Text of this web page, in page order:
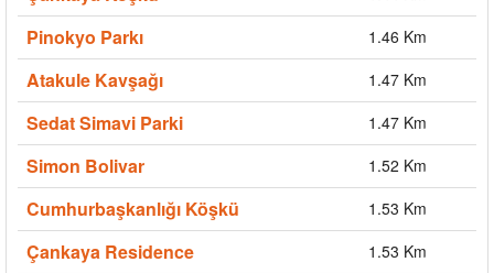
Pinokyo Parkı 1.46 Km
Atakule Kavşağı 1.47 Km
Sedat Simavi Parki 1.47 Km
Simon Bolivar 1.52 Km
Cumhurbaşkanlığı Köşkü 1.53 Km
Çankaya Residence 1.53 Km